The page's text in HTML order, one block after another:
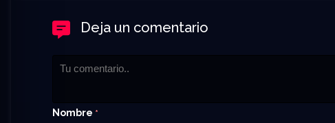
Deja un comentario
Nombre *